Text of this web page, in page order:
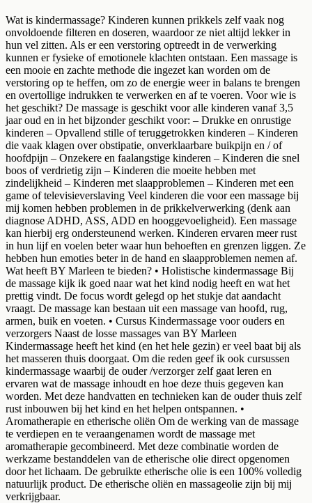
Wat is kindermassage? Kinderen kunnen prikkels zelf vaak nog
onvoldoende filteren en doseren, waardoor ze niet altijd lekker in
hun vel zitten. Als er een verstoring optreedt in de verwerking
kunnen er fysieke of emotionele klachten ontstaan. Een massage is
een mooie en zachte methode die ingezet kan worden om de
verstoring op te heffen, om zo de energie weer in balans te brengen
en overtollige indrukken te verwerken en af te voeren. Voor wie is
het geschikt? De massage is geschikt voor alle kinderen vanaf 3,5
jaar oud en in het bijzonder geschikt voor: – Drukke en onrustige
kinderen – Opvallend stille of teruggetrokken kinderen – Kinderen
die vaak klagen over obstipatie, onverklaarbare buikpijn en / of
hoofdpijn – Onzekere en faalangstige kinderen – Kinderen die snel
boos of verdrietig zijn – Kinderen die moeite hebben met
zindelijkheid – Kinderen met slaapproblemen – Kinderen met een
game of televisieverslaving Veel kinderen die voor een massage bij
mij komen hebben problemen in de prikkelverwerking (denk aan
diagnose ADHD, ASS, ADD en hooggevoeligheid). Een massage
kan hierbij erg ondersteunend werken. Kinderen ervaren meer rust
in hun lijf en voelen beter waar hun behoeften en grenzen liggen. Ze
hebben hun emoties beter in de hand en slaapproblemen nemen af.
Wat heeft BY Marleen te bieden? • Holistische kindermassage Bij
de massage kijk ik goed naar wat het kind nodig heeft en wat het
prettig vindt. De focus wordt gelegd op het stukje dat aandacht
vraagt. De massage kan bestaan uit een massage van hoofd, rug,
armen, buik en voeten. • Cursus Kindermassage voor ouders en
verzorgers Naast de losse massages van BY Marleen
Kindermassage heeft het kind (en het hele gezin) er veel baat bij als
het masseren thuis doorgaat. Om die reden geef ik ook cursussen
kindermassage waarbij de ouder /verzorger zelf gaat leren en
ervaren wat de massage inhoudt en hoe deze thuis gegeven kan
worden. Met deze handvatten en technieken kan de ouder thuis zelf
rust inbouwen bij het kind en het helpen ontspannen. •
Aromatherapie en etherische oliën Om de werking van de massage
te verdiepen en te veraangenamen wordt de massage met
aromatherapie gecombineerd. Met deze combinatie worden de
werkzame bestanddelen van de etherische olie direct opgenomen
door het lichaam. De gebruikte etherische olie is een 100% volledig
natuurlijk product. De etherische oliën en massageolie zijn bij mij
verkrijgbaar.